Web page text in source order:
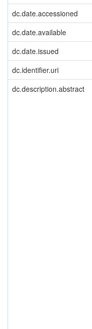
dc.date.accessioned
dc.date.available
dc.date.issued
dc.identifier.uri
dc.description.abstract